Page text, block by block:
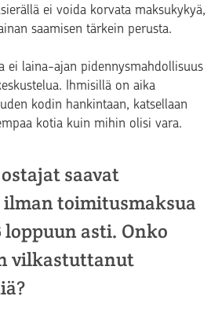
ei voida korvata maksukykyä,
saamisen tärkein perusta.
ei laina-ajan pidennysmahdollisuus
Ihmisillä on aika
kodin hankintaan, katsellaan
kotia kuin mihin olisi vara.
saavat
toimitusmaksua
asti. Onko
vilkastuttanut